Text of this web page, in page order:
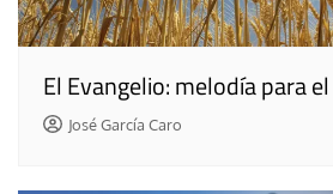
El Evangelio: melodía para
José García Caro